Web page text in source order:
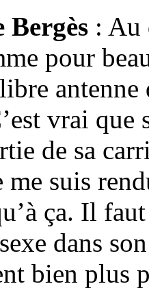
Bergès : Au
pour
vrai
de sa
me suis
ça. Il
dans
bien plus